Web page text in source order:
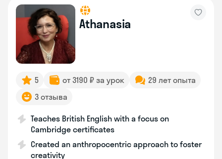
Athanasia
5 от 3190 ₽ за урок
29 лет опыта
3 отзыва
Teaches British English with a focus on
Cambridge certificates
Created an anthropocentric approach to foster
creativity